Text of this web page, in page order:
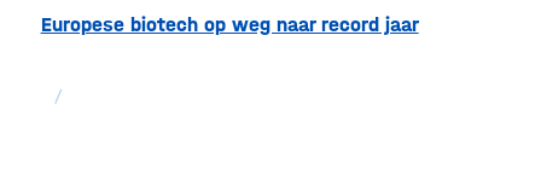
Europese biotech op weg naar record jaar
/